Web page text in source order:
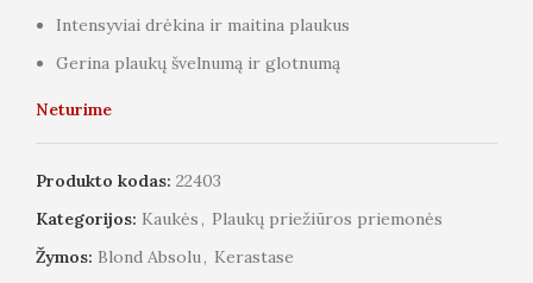
Intensyviai drėkina ir maitina plaukus
Gerina plaukų švelnumą ir glotnumą
Neturime
Produkto kodas: 22403
Kategorijos: Kaukės, Plaukų priežiūros priemonės
Žymos: Blond Absolu, Kerastase